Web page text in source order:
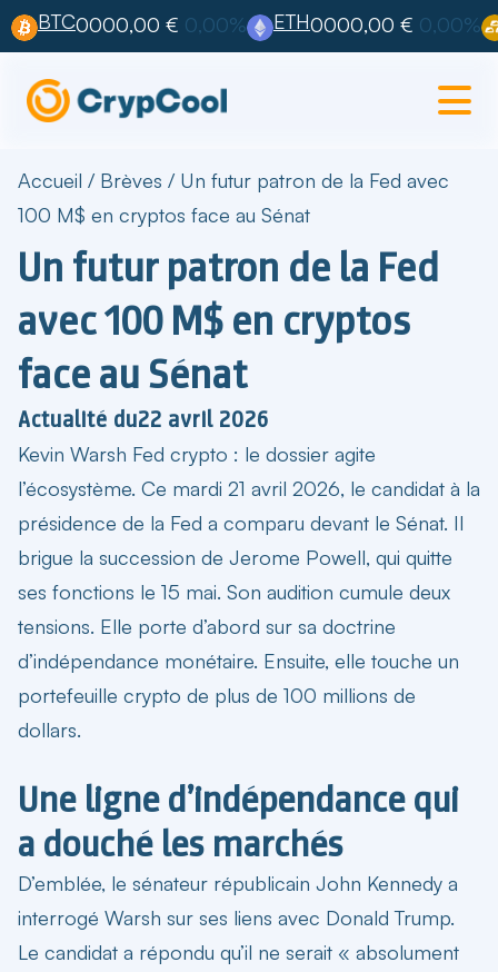
BTC0000,00 € 0,00% ETH0000,00 € 0,00%
Accueil / Brèves / Un futur patron de la Fed avec
100 M$ en cryptos face au Sénat
Un futur patron de la Fed
avec 100 M$ en cryptos
face au Sénat
Actualité du22 avril 2026
Kevin Warsh Fed crypto : le dossier agite
l’écosystème. Ce mardi 21 avril 2026, le candidat à la
présidence de la Fed a comparu devant le Sénat. Il
brigue la succession de Jerome Powell, qui quitte
ses fonctions le 15 mai. Son audition cumule deux
tensions. Elle porte d’abord sur sa doctrine
d’indépendance monétaire. Ensuite, elle touche un
portefeuille crypto de plus de 100 millions de
dollars.
Une ligne d’indépendance qui
a douché les marchés
D’emblée, le sénateur républicain John Kennedy a
interrogé Warsh sur ses liens avec Donald Trump.
Le candidat a répondu qu’il ne serait « absolument